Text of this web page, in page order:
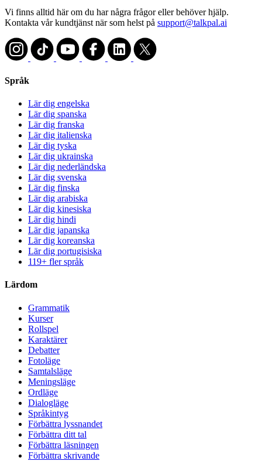
Vi finns alltid här om du har några frågor eller behöver hjälp.
Kontakta vår kundtjänst när som helst på support@talkpal.ai
Språk
Lär dig engelska
Lär dig spanska
Lär dig franska
Lär dig italienska
Lär dig tyska
Lär dig ukrainska
Lär dig nederländska
Lär dig svenska
Lär dig finska
Lär dig arabiska
Lär dig kinesiska
Lär dig hindi
Lär dig japanska
Lär dig koreanska
Lär dig portugisiska
119+ fler språk
Lärdom
Grammatik
Kurser
Rollspel
Karaktärer
Debatter
Fotoläge
Samtalsläge
Meningsläge
Ordläge
Dialogläge
Språkintyg
Förbättra lyssnandet
Förbättra ditt tal
Förbättra läsningen
Förbättra skrivande